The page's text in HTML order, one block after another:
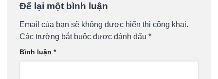
Để lại một bình luận
Email của bạn sẽ không được hiển thị công khai.
Các trường bắt buộc được đánh dấu *
Bình luận *